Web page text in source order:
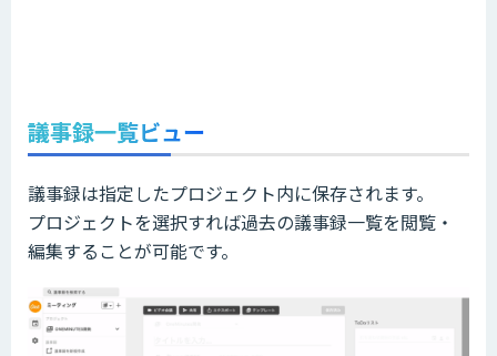
議事録一覧ビュー
議事録は指定したプロジェクト内に保存されます。
プロジェクトを選択すれば過去の議事録一覧を閲覧・
編集することが可能です。